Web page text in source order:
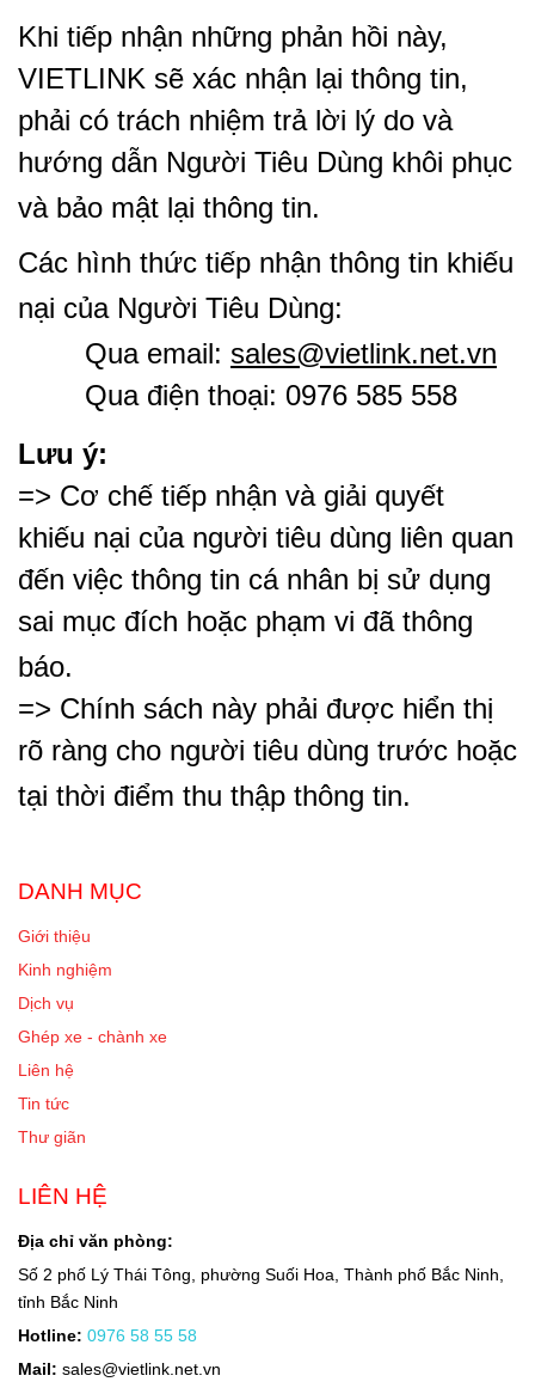
Khi tiếp nhận những phản hồi này,
VIETLINK sẽ xác nhận lại thông tin,
phải có trách nhiệm trả lời lý do và
hướng dẫn Người Tiêu Dùng khôi phục
và bảo mật lại thông tin.
Các hình thức tiếp nhận thông tin khiếu
nại của Người Tiêu Dùng:
Qua email: sales@vietlink.net.vn
Qua điện thoại: 0976 585 558
Lưu ý:
=> Cơ chế tiếp nhận và giải quyết
khiếu nại của người tiêu dùng liên quan
đến việc thông tin cá nhân bị sử dụng
sai mục đích hoặc phạm vi đã thông
báo.
=> Chính sách này phải được hiển thị
rõ ràng cho người tiêu dùng trước hoặc
tại thời điểm thu thập thông tin.
DANH MỤC
Giới thiệu
Kinh nghiệm
Dịch vụ
Ghép xe - chành xe
Liên hệ
Tin tức
Thư giãn
LIÊN HỆ
Địa chỉ văn phòng:
Số 2 phố Lý Thái Tông, phường Suối Hoa, Thành phố Bắc Ninh,
tỉnh Bắc Ninh
Hotline: 0976 58 55 58
Mail: sales@vietlink.net.vn